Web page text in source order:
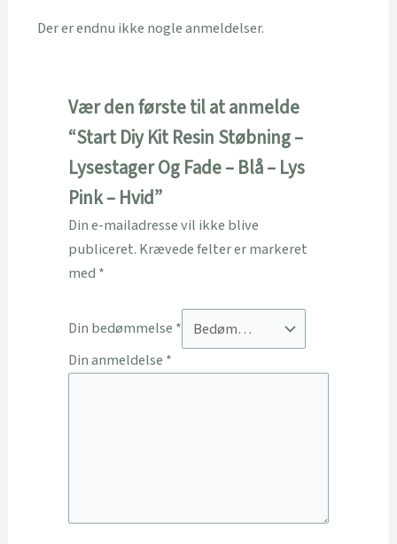
Der er endnu ikke nogle anmeldelser.
Vær den første til at anmelde
“Start Diy Kit Resin Støbning –
Lysestager Og Fade – Blå – Lys
Pink – Hvid”
Din e-mailadresse vil ikke blive
publiceret. Krævede felter er markeret
med *
Din bedømmelse *
Din anmeldelse *